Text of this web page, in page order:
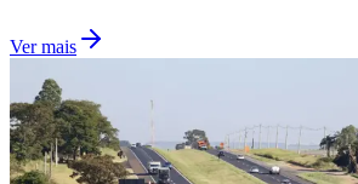
Ver mais